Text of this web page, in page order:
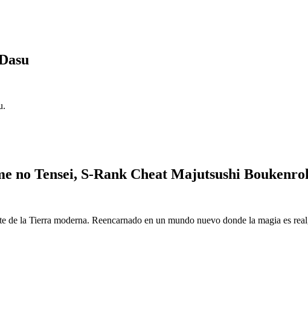
no Tensei, S-Rank Cheat Majutsushi
la Tierra moderna. Reencarnado en un mundo nuevo donde la magia es